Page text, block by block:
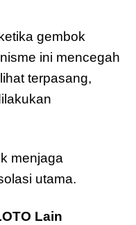
gembok
ini mencegah
terpasang,
menjaga
utama.
Lain